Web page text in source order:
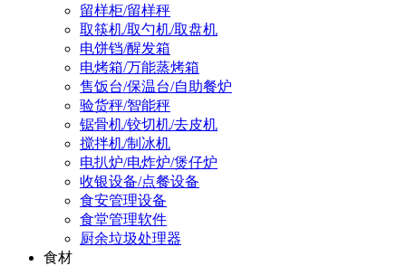
留样柜/留样秤
取筷机/取勺机/取盘机
电饼铛/醒发箱
电烤箱/万能蒸烤箱
售饭台/保温台/自助餐炉
验货秤/智能秤
锯骨机/铰切机/去皮机
搅拌机/制冰机
电扒炉/电炸炉/煲仔炉
收银设备/点餐设备
食安管理设备
食堂管理软件
厨余垃圾处理器
食材